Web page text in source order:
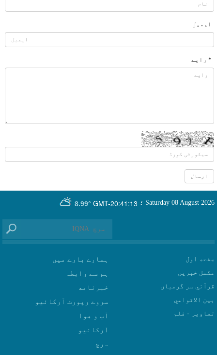
ایمیل
* رایے
GMT-20:41:13
8.99° Saturday 08 August 2026 ؛
صفحه اول
مکمل خبریں
قرآني سر گرمياں
بين الاقوامي
تصاوير - فلم
ہمارے بارے میں
ہم سے رابطہ
سروے رپورٹ آرکائیو
آب و هوا
سرچ